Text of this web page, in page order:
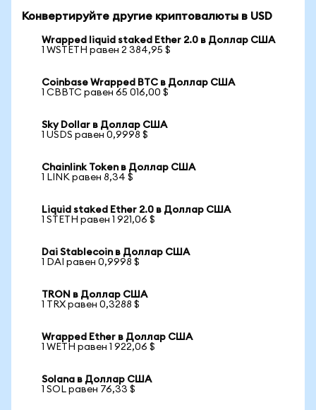
Конвертируйте другие криптовалюты в USD
Wrapped liquid staked Ether 2.0 в Доллар США
1 WSTETH равен 2 384,95 $
Coinbase Wrapped BTC в Доллар США
1 CBBTC равен 65 016,00 $
Sky Dollar в Доллар США
1 USDS равен 0,9998 $
Chainlink Token в Доллар США
1 LINK равен 8,34 $
Liquid staked Ether 2.0 в Доллар США
1 STETH равен 1 921,06 $
Dai Stablecoin в Доллар США
1 DAI равен 0,9998 $
TRON в Доллар США
1 TRX равен 0,3288 $
Wrapped Ether в Доллар США
1 WETH равен 1 922,06 $
Solana в Доллар США
1 SOL равен 76,33 $